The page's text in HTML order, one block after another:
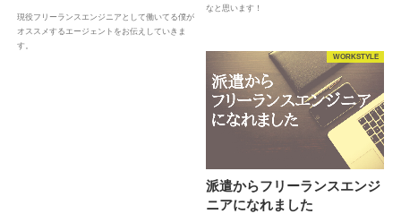
現役フリーランスエンジニアとして働いてる僕が
オススメするエージェントをお伝えしていきま
す。
なと思います！
WORKSTYLE
派遣からフリーランスエンジ
ニアになれました